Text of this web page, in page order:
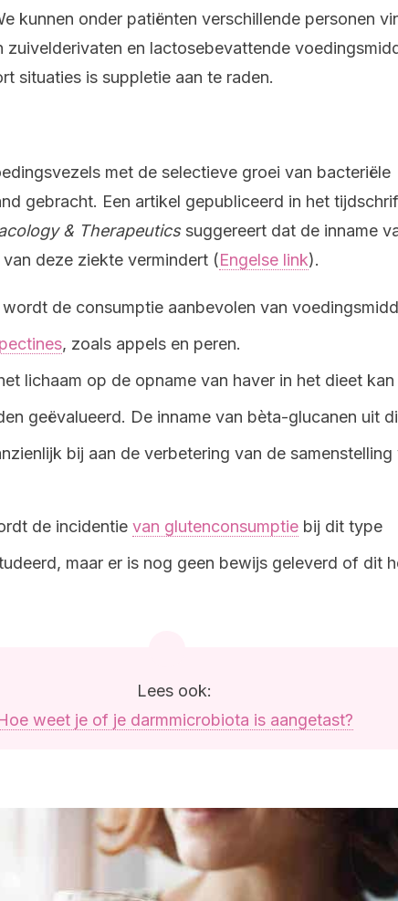
kunnen onder patiënten verschillende personen
zuivelderivaten en lactosebevattende
situaties is suppletie aan te raden.
met de selectieve groei van bacteriële
gebracht. Een artikel gepubliceerd in het
& Therapeuticssuggereert dat de inname
deze ziekte vermindert (Engelse link).
de consumptie aanbevolen van
, zoals appels en peren.
lichaam op de opname van haver in het dieet kan
geëvalueerd. De inname van bèta-glucanen uit
bij aan de verbetering van de samenstelling
de incidentie van glutenconsumptie bij dit type
maar er is nog geen bewijs geleverd of dit
Lees ook:
weet je of je darmmicrobiota is aangetast?